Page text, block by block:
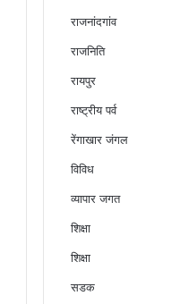
राजनांदगांव
राजनिति
रायपुर
राष्ट्रीय पर्व
रेंगाखार जंगल
विविध
व्यापार जगत
शिक्षा
शिक्षा
सडक